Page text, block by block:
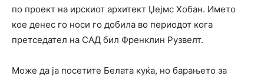
по проект на ирскиот архитект Џејмс Хобан. Името
кое денес го носи го добила во периодот кога
претседател на САД бил Френклин Рузвелт.
Може да ја посетите Белата куќа, но барањето за